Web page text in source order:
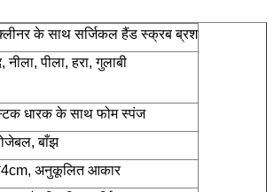
के साथ सर्जिकल हैंड स्क्रब ब्रश
पीला, हरा, गुलाबी
धारक के साथ फोम स्पंज
बाँझ
अनुकूलित आकार